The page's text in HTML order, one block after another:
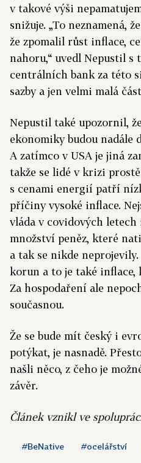
v takové výši
snižuje. „To neznamená,
že zpomalil růst inflace,
nahoru,“ uvedl Nepustil s
centrálních bank za této
sazby a jen velmi malá
Nepustil také upozornil,
ekonomiky budou nadále
A zatímco v USA je jiná
takže se lidé v krizi
s cenami energií patří
příčiny vysoké inflace.
vláda v covidových letech
množství peněz, které
a tak se nikde
korun a to je také inflace,
Za hospodaření ale
současnou.
Že se bude mít český i
potýkat, je nasnadě.
našli něco, z čeho je
závěr.
Článek vznikl ve
#BeNative #ocelářství